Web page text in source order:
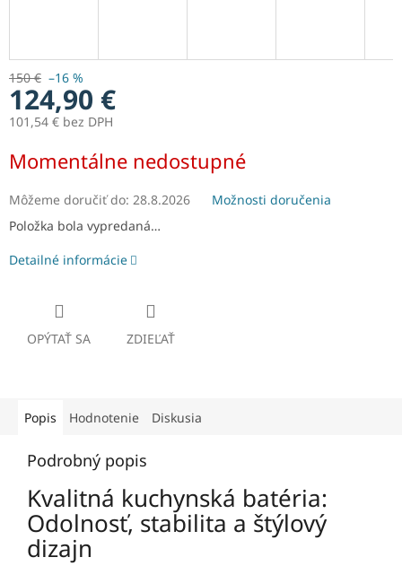
150 € –16 %
124,90 €
101,54 € bez DPH
cena:
Momentálne nedostupné
Môžeme doručiť do: 28.8.2026
Možnosti doručenia
Položka bola vypredaná…
Detailné informácie
OPÝTAŤ SA ZDIEĽAŤ
Popis Hodnotenie Diskusia
Podrobný popis
Kvalitná kuchynská batéria:
Odolnosť, stabilita a štýlový
dizajn